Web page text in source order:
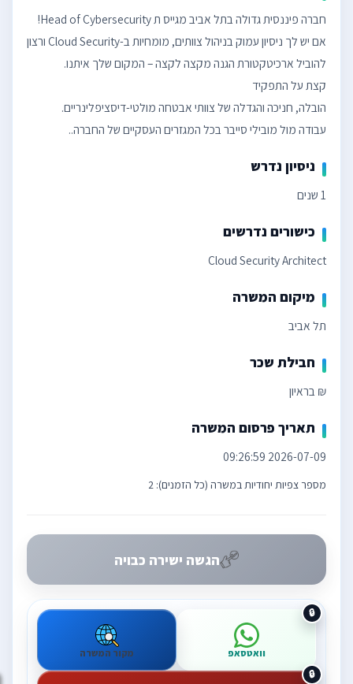
אם יש לך ניסיון עמוק בניהול צוותים, מומחיות ב-Cloud Security ורצון
עבודה מול מובילי סייבר בכל המגזרים העסקיים של החברה..
ניסיון נדרש
1 שנים
כישורים נדרשים
Cloud Security Architect
מיקום המשרה
תל אביב
חבילת שכר
₪ בראיון
תאריך פרסום המשרה
2026-07-09 09:26:59
מספר צפיות יחודיות במשרה (כל הזמנים): 2
הגשה ישירה כבויה
וואטסאפ מקור המשרה